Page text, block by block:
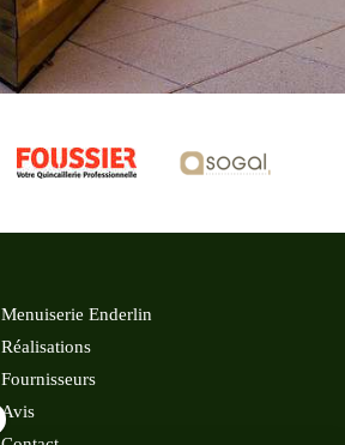
Menuiserie Enderlin
Réalisations
Fournisseurs
Avis